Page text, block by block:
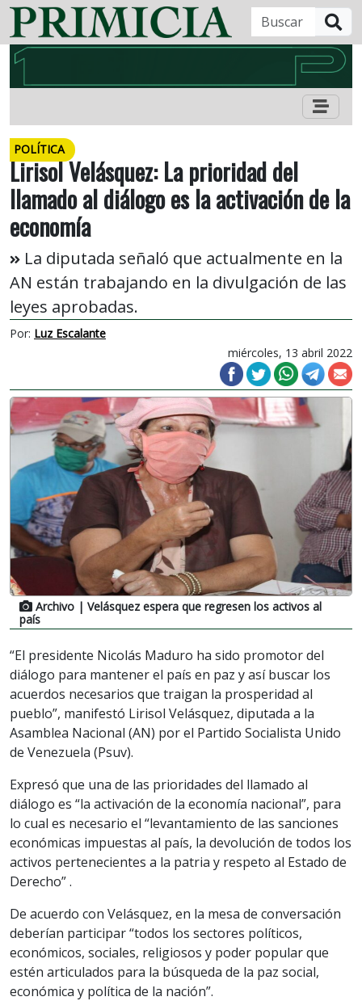
POLÍTICA
Lirisol Velásquez: La prioridad del
llamado al diálogo es la activación de la
economía
La diputada señaló que actualmente en la
AN están trabajando en la divulgación de las
leyes aprobadas.
Por: Luz Escalante
miércoles, 13 abril 2022
Archivo | Velásquez espera que regresen los activos al
país
“El presidente Nicolás Maduro ha sido promotor del
diálogo para mantener el país en paz y así buscar los
acuerdos necesarios que traigan la prosperidad al
pueblo”, manifestó Lirisol Velásquez, diputada a la
Asamblea Nacional (AN) por el Partido Socialista Unido
de Venezuela (Psuv).
Expresó que una de las prioridades del llamado al
diálogo es “la activación de la economía nacional”, para
lo cual es necesario el “levantamiento de las sanciones
económicas impuestas al país, la devolución de todos los
activos pertenecientes a la patria y respeto al Estado de
Derecho” .
De acuerdo con Velásquez, en la mesa de conversación
deberían participar “todos los sectores políticos,
económicos, sociales, religiosos y poder popular que
estén articulados para la búsqueda de la paz social,
económica y política de la nación”.